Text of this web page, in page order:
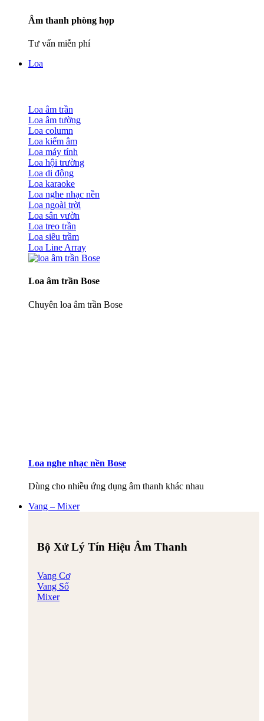
Âm thanh phòng họp
Tư vấn miễn phí
Loa
Loa âm trần
Loa âm tường
Loa column
Loa kiểm âm
Loa máy tính
Loa hội trường
Loa di động
Loa karaoke
Loa nghe nhạc nền
Loa ngoài trời
Loa sân vườn
Loa treo trần
Loa siêu trầm
Loa Line Array
Loa âm trần Bose
Chuyên loa âm trần Bose
Loa nghe nhạc nền Bose
Dùng cho nhiều ứng dụng âm thanh khác nhau
Vang – Mixer
Bộ Xử Lý Tín Hiệu Âm Thanh
Vang Cơ
Vang Số
Mixer